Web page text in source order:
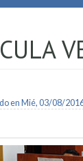
en Mié, 03/08/